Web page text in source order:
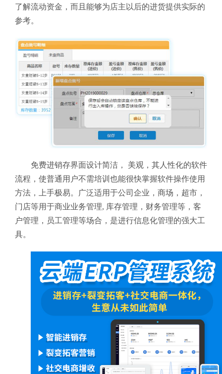
了解流动资金，而且能够为店主以后的进货提供实际的
参考。
免费进销存界面设计简洁， 美观，其人性化的软件
流程，使普通用户不需培训也能很快掌握软件操作使用
方法，上手极易。广泛适用于公司企业，商场，超市，
门店等用于商业业务管理, 库存管理，财务管理等，客
户管理，员工管理等场合，是进行信息化管理的强大工
具。